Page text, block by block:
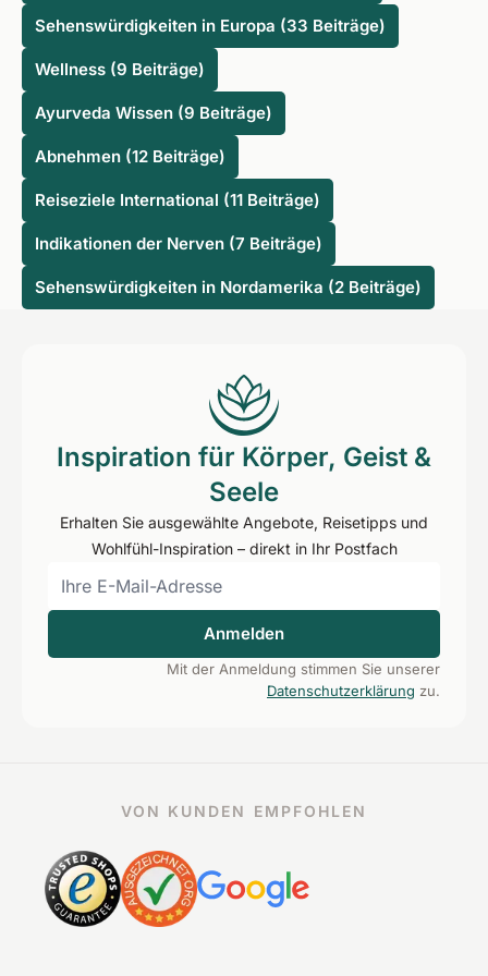
Sehenswürdigkeiten in Europa (33 Beiträge)
Wellness (9 Beiträge)
Ayurveda Wissen (9 Beiträge)
Abnehmen (12 Beiträge)
Reiseziele International (11 Beiträge)
Indikationen der Nerven (7 Beiträge)
Sehenswürdigkeiten in Nordamerika (2 Beiträge)
Inspiration für Körper, Geist &
Seele
Erhalten Sie ausgewählte Angebote, Reisetipps und
Wohlfühl-Inspiration – direkt in Ihr Postfach
Anmelden
Mit der Anmeldung stimmen Sie unserer
Datenschutzerklärung zu.
VON KUNDEN EMPFOHLEN